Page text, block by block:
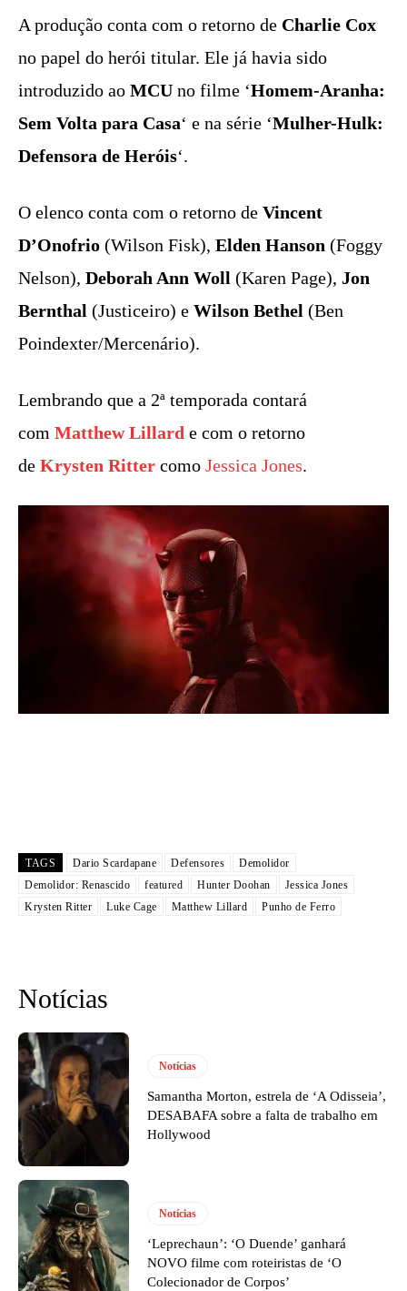
A produção conta com o retorno de Charlie Cox
no papel do herói titular. Ele já havia sido
introduzido ao MCU no filme ‘Homem-Aranha:
Sem Volta para Casa‘ e na série ‘Mulher-Hulk:
Defensora de Heróis‘.
O elenco conta com o retorno de Vincent
D’Onofrio (Wilson Fisk), Elden Hanson (Foggy
Nelson), Deborah Ann Woll (Karen Page), Jon
Bernthal (Justiceiro) e Wilson Bethel (Ben
Poindexter/Mercenário).
Lembrando que a 2ª temporada contará
com Matthew Lillard e com o retorno
de Krysten Ritter como Jessica Jones.
TAGS Dario Scardapane Defensores
Demolidor
Demolidor: Renascido
featured Hunter Doohan
Jessica Jones
Krysten Ritter
Luke Cage Matthew Lillard Punho de Ferro
Notícias
Notícias
Samantha Morton, estrela de ‘A Odisseia’,
DESABAFA sobre a falta de trabalho em
Hollywood
Notícias
‘Leprechaun’: ‘O Duende’ ganhará
NOVO filme com roteiristas de ‘O
Colecionador de Corpos’